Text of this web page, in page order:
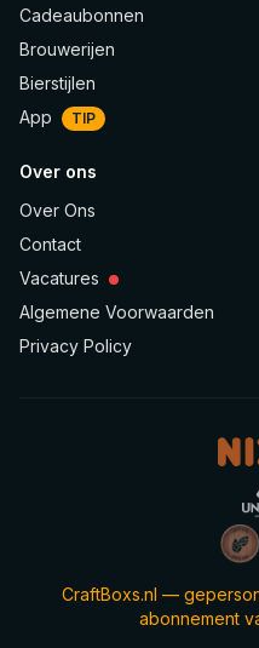
Cadeaubonnen
Brouwerijen
Bierstijlen
App
TIP
Over ons
Over Ons
Contact
Vacatures
Algemene Voorwaarden
Privacy Policy
CraftBoxs.nl —
abonnement